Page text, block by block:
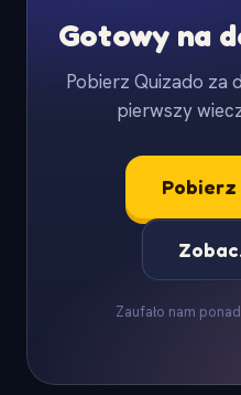
Gotowy na
Pobierz Quizado za
pierwszy
Pobierz
Zaufało nam